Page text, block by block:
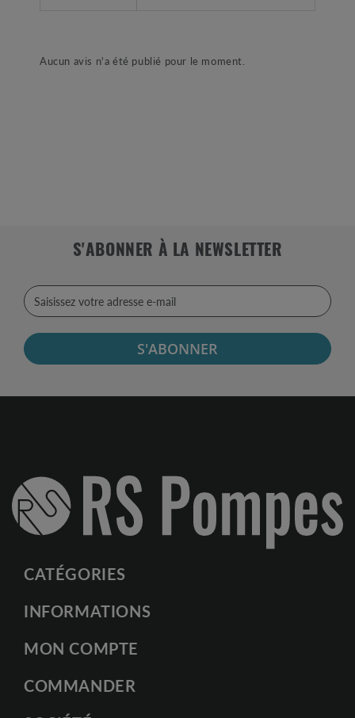
Aucun avis n'a été publié pour le moment.
S'ABONNER À LA NEWSLETTER
S'ABONNER
CATÉGORIES
INFORMATIONS
MON COMPTE
COMMANDER